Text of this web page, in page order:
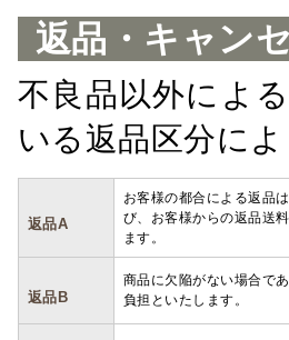
返品・キャン
不良品以外によ
いる返品区分に
返品A
お客様の都合による返品
び、お客様からの返品送
ます。
返品B
商品に欠陥がない場合で
負担といたします。